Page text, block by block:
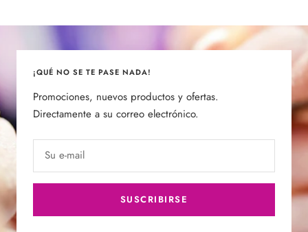
¡QUÉ NO SE TE PASE NADA!
Promociones, nuevos productos y ofertas.
Directamente a su correo electrónico.
Su e-mail
SUSCRIBIRSE